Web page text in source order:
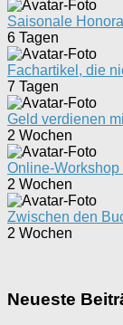
Saisonale
6 Tagen
Fachartikel, die
7 Tagen
Geld verdienen
2 Wochen
Online-
2 Wochen
Zwischen den
2 Wochen
Neueste